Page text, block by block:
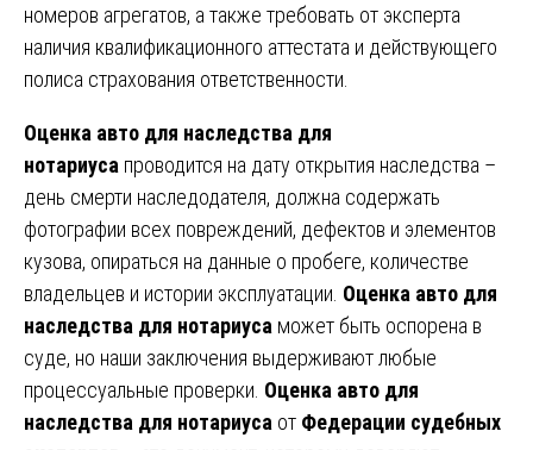
номеров агрегатов, а также требовать от эксперта
наличия квалификационного аттестата и действующего
полиса страхования ответственности.
Оценка авто для наследства для
нотариуса проводится на дату открытия наследства –
день смерти наследодателя, должна содержать
фотографии всех повреждений, дефектов и элементов
кузова, опираться на данные о пробеге, количестве
владельцев и истории эксплуатации. Оценка авто для
наследства для нотариуса может быть оспорена в
суде, но наши заключения выдерживают любые
процессуальные проверки. Оценка авто для
наследства для нотариуса от Федерации судебных